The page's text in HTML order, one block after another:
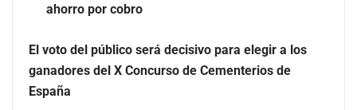
Eulalia Roig lanza ‘The Journal’, una revista digital
mensual de entrevistas y fotografía editorial
ahorro por cobro
El voto del público será decisivo para elegir a los
ganadores del X Concurso de Cementerios de
España